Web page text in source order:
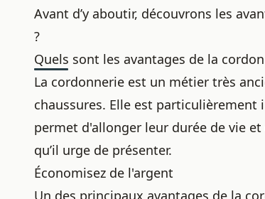
Avant d’y aboutir, découvrons les
?
Quels sont les avantages de la
La cordonnerie est un métier très
chaussures. Elle est
permet d'allonger leur durée de vie
qu’il urge de présenter.
Économisez de l'argent
Un des principaux avantages de la